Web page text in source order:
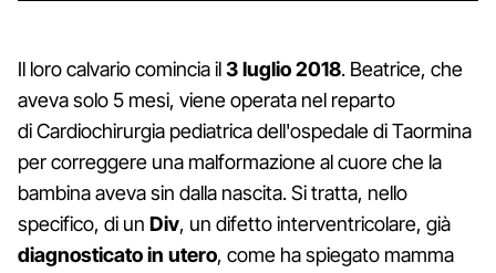
Il loro calvario comincia il3 luglio 2018. Beatrice, che
aveva solo 5 mesi, viene operata nel reparto
di Cardiochirurgia pediatrica dell'ospedale di Taormina
per correggere una malformazione al cuore che la
bambina aveva sin dalla nascita. Si tratta, nello
specifico, di un Div, un difetto interventricolare, già
diagnosticato in utero, come ha spiegato mamma